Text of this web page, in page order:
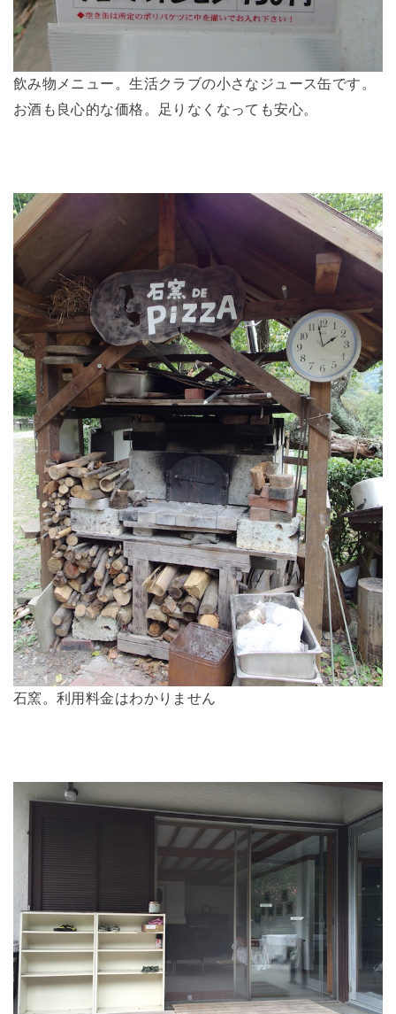
飲み物メニュー。生活クラブの小さなジュース缶です。
お酒も良心的な価格。足りなくなっても安心。
石窯。利用料金はわかりません